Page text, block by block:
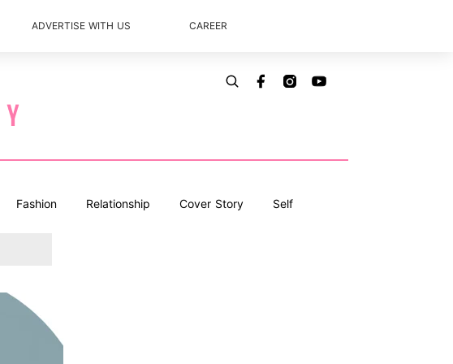
ADVERTISE WITH US CAREER
Fashion Relationship Cover Story Self